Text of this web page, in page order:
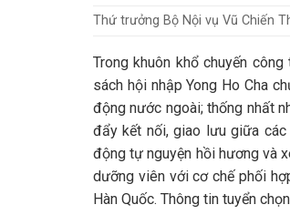
Thứ trưởng Bộ Nội vụ Vũ Chiến
Trong khuôn khổ chuyến
sách hội nhập Yong Ho Cha
động nước ngoài; thống nhất
đẩy kết nối, giao lưu giữa
động tự nguyện hồi hương và
dưỡng viên với cơ chế phối
Hàn Quốc. Thông tin tuyển